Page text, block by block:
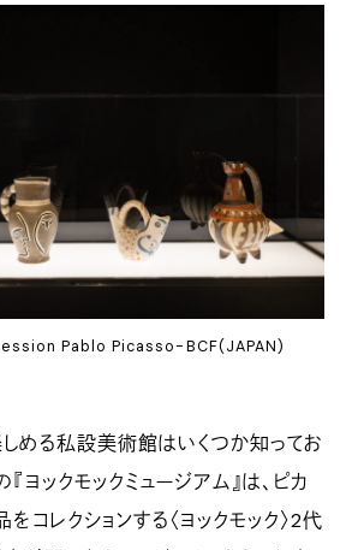
Pablo Picasso-BCF(JAPAN)
める私設美術館はいくつか知ってお
ヨックモックミュージアム』は、ピカ
コレクションする〈ヨックモック〉2代